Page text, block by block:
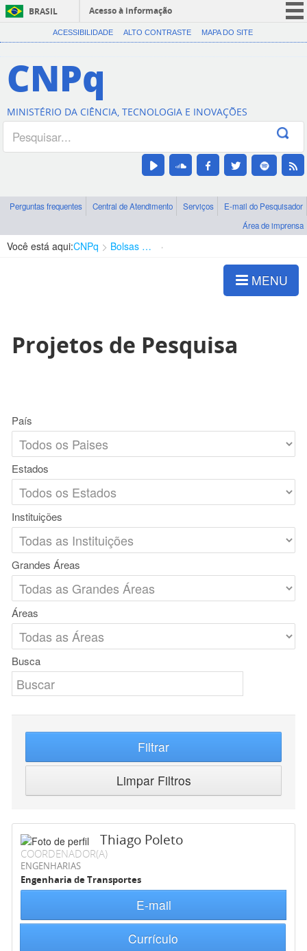
BRASIL
Acesso à informação
CORONAVÍRUS (COVID-19)
Canais
ACESSIBILIDADE ALTO CONTRASTE MAPA DO SITE
CNPq
MINISTÉRIO DA CIÊNCIA, TECNOLOGIA E INOVAÇÕES
Perguntas frequentes Central de Atendimento Serviços
E-mail do Pesquisador
Área de imprensa
Você está aqui:CNPq Bolsas e Auxílios Vigentes
MENU
Projetos de Pesquisa
País
Estados
Instituições
Grandes Áreas
Áreas
Busca
Filtrar
Limpar Filtros
Thiago Poleto
COORDENADOR(A)
ENGENHARIAS
Engenharia de Transportes
E-mail
Currículo